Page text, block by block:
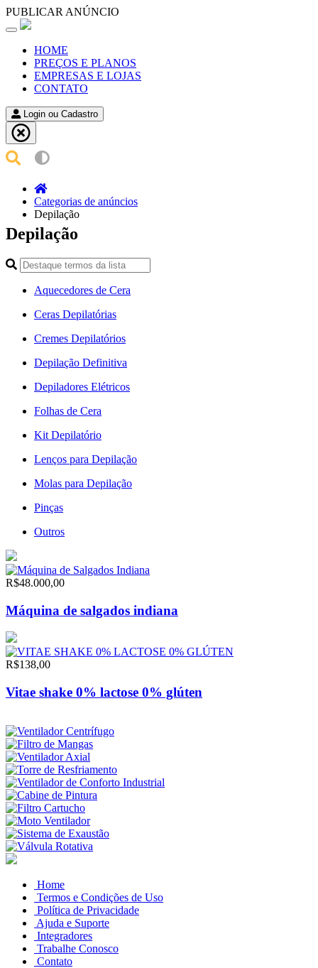
PUBLICAR ANÚNCIO
Toggle
navigation
HOME
PREÇOS E PLANOS
EMPRESAS E LOJAS
CONTATO
Login ou Cadastro
Categorias de anúncios
Depilação
Depilação
Aquecedores de Cera
Ceras Depilatórias
Cremes Depilatórios
Depilação Definitiva
Depiladores Elétricos
Folhas de Cera
Kit Depilatório
Lenços para Depilação
Molas para Depilação
Pinças
Outros
R$48.000,00
Máquina de salgados indiana
R$138,00
Vitae shake 0% lactose 0% glúten
Home
Termos e Condições de Uso
Política de Privacidade
Ajuda e Suporte
Integradores
Trabalhe Conosco
Contato